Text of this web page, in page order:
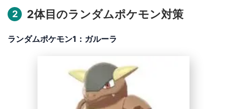
2 2体目のランダムポケモン対策
ランダムポケモン1：ガルーラ